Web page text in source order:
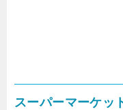
スーパーマーケ